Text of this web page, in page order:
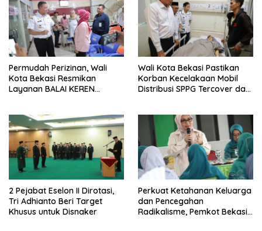
Permudah Perizinan, Wali
Kota Bekasi Resmikan
Layanan BALAI KEREN
Wali Kota Bekasi Pastikan
Korban Kecelakaan Mobil
Distribusi SPPG Tercover dan
2 Pejabat Eselon II Dirotasi,
Tri Adhianto Beri Target
Khusus untuk Disnaker
Perkuat Ketahanan Keluarga
dan Pencegahan
Radikalisme, Pemkot Bekasi